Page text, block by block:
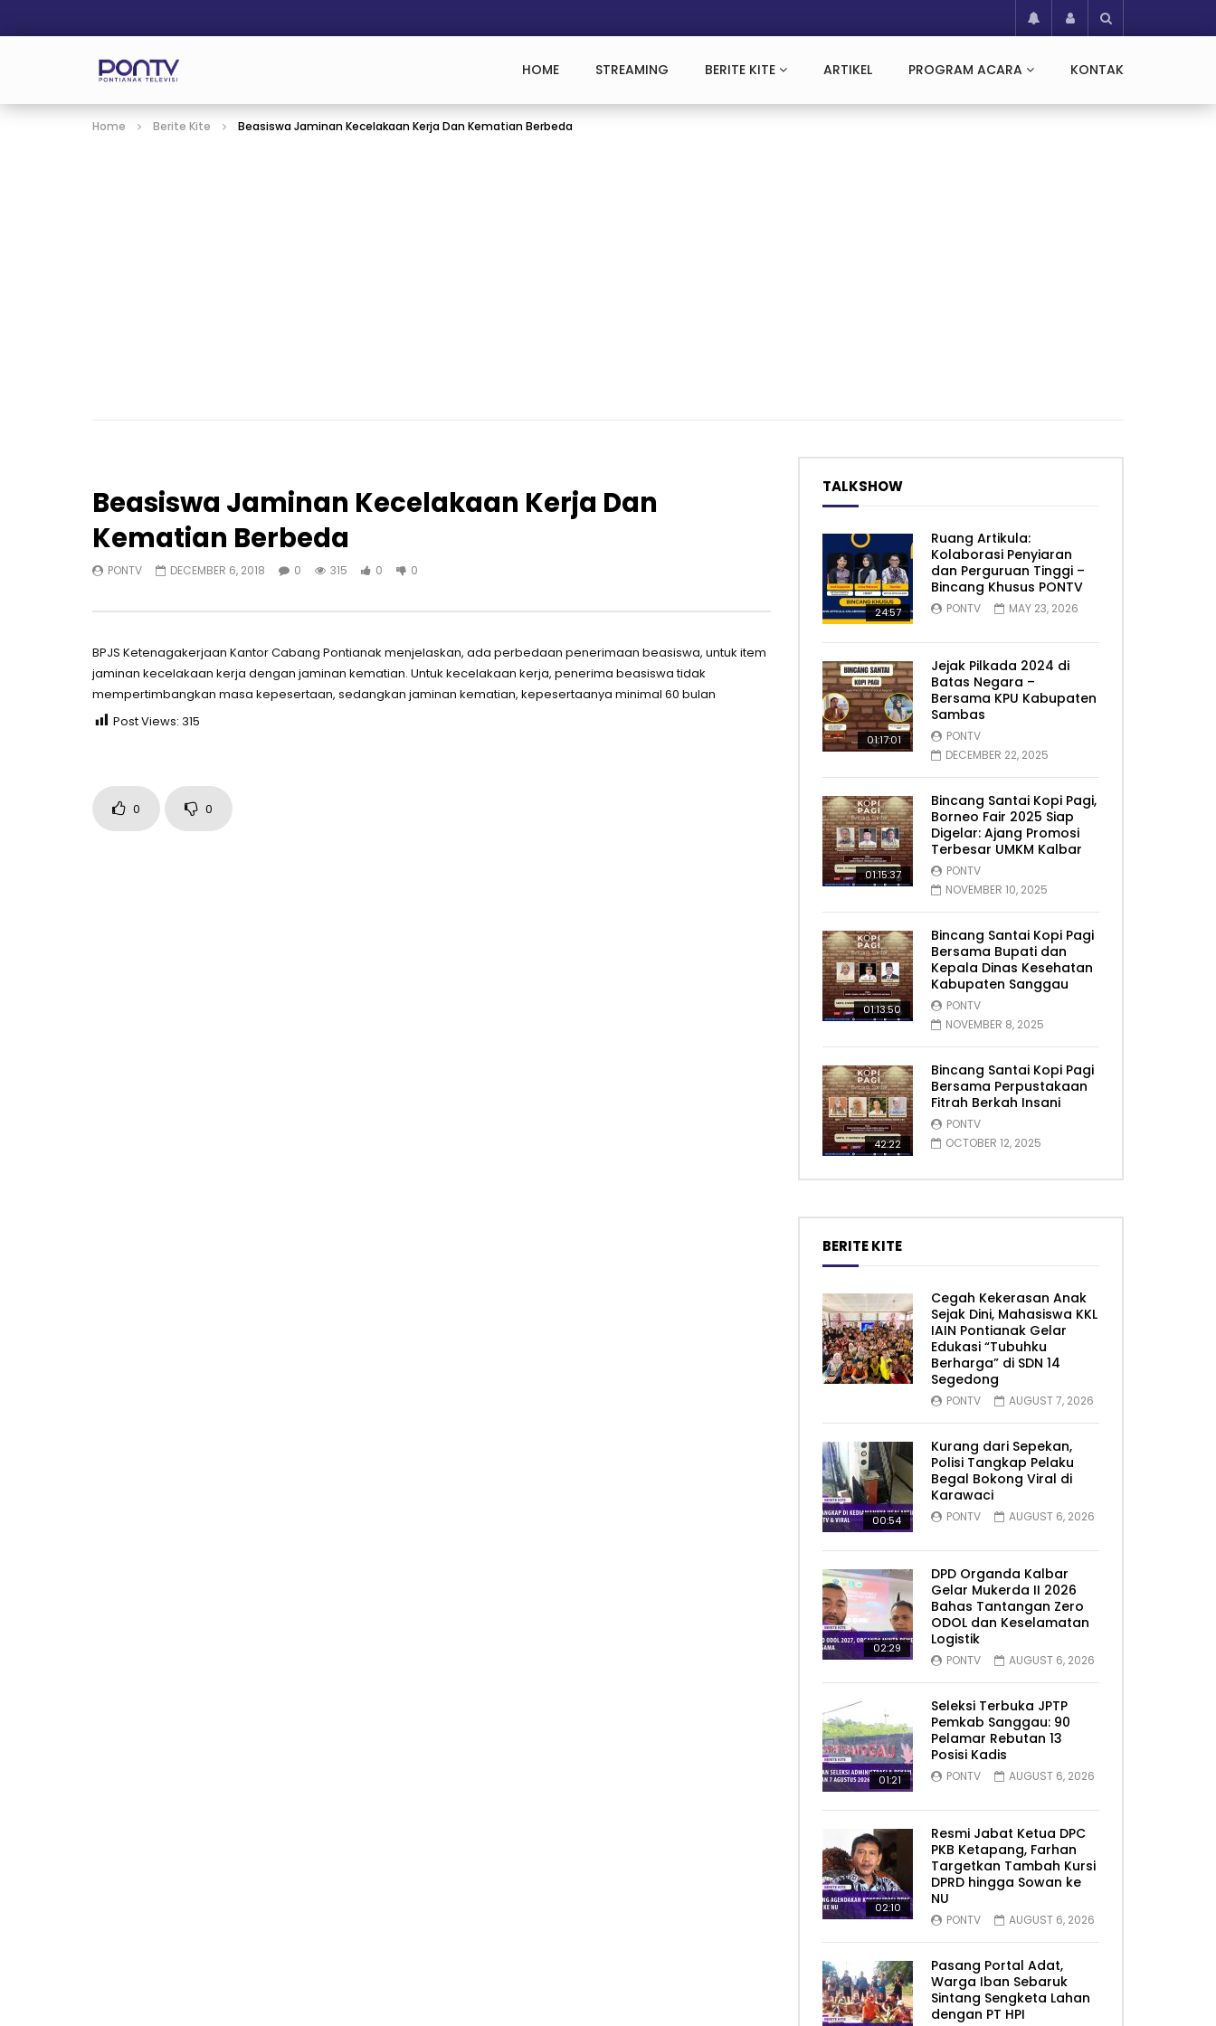
HOME STREAMING BERITE KITE ARTIKEL PROGRAM ACARA KONTAK
Home Berite Kite Beasiswa Jaminan Kecelakaan Kerja Dan Kematian Berbeda
Beasiswa Jaminan Kecelakaan Kerja Dan
Kematian Berbeda
PONTV DECEMBER 6, 2018 0 315 0 0
BPJS Ketenagakerjaan Kantor Cabang Pontianak menjelaskan, ada perbedaan penerimaan beasiswa, untuk item
jaminan kecelakaan kerja dengan jaminan kematian. Untuk kecelakaan kerja, penerima beasiswa tidak
mempertimbangkan masa kepesertaan, sedangkan jaminan kematian, kepesertaanya minimal 60 bulan
Post Views: 315
0 0
TALKSHOW
24:57
Ruang Artikula:
Kolaborasi Penyiaran
dan Perguruan Tinggi –
Bincang Khusus PONTV
PONTV MAY 23, 2026
01:17:01
Jejak Pilkada 2024 di
Batas Negara –
Bersama KPU Kabupaten
Sambas
PONTV
DECEMBER 22, 2025
01:15:37
Bincang Santai Kopi Pagi,
Borneo Fair 2025 Siap
Digelar: Ajang Promosi
Terbesar UMKM Kalbar
PONTV
NOVEMBER 10, 2025
01:13:50
Bincang Santai Kopi Pagi
Bersama Bupati dan
Kepala Dinas Kesehatan
Kabupaten Sanggau
PONTV
NOVEMBER 8, 2025
42:22
Bincang Santai Kopi Pagi
Bersama Perpustakaan
Fitrah Berkah Insani
PONTV
OCTOBER 12, 2025
BERITE KITE
Cegah Kekerasan Anak
Sejak Dini, Mahasiswa KKL
IAIN Pontianak Gelar
Edukasi “Tubuhku
Berharga” di SDN 14
Segedong
PONTV AUGUST 7, 2026
00:54
Kurang dari Sepekan,
Polisi Tangkap Pelaku
Begal Bokong Viral di
Karawaci
PONTV AUGUST 6, 2026
02:29
DPD Organda Kalbar
Gelar Mukerda II 2026
Bahas Tantangan Zero
ODOL dan Keselamatan
Logistik
PONTV AUGUST 6, 2026
01:21
Seleksi Terbuka JPTP
Pemkab Sanggau: 90
Pelamar Rebutan 13
Posisi Kadis
PONTV AUGUST 6, 2026
02:10
Resmi Jabat Ketua DPC
PKB Ketapang, Farhan
Targetkan Tambah Kursi
DPRD hingga Sowan ke
NU
PONTV AUGUST 6, 2026
Pasang Portal Adat,
Warga Iban Sebaruk
Sintang Sengketa Lahan
dengan PT HPI